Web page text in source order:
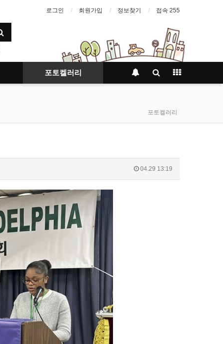
로그인 회원가입 정보찾기 접속 255
포토켈러리
포토켈러리
04.29 13:19